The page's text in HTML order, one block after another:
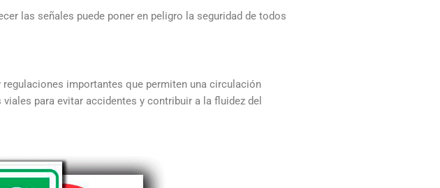
las señales puede poner en peligro la seguridad de todos
importantes que permiten una circulación
para evitar accidentes y contribuir a la fluidez del